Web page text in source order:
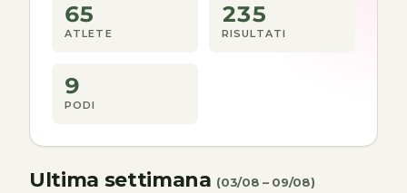
65
ATLETE
235
RISULTATI
9
PODI
Ultima settimana (03/08 – 09/08)